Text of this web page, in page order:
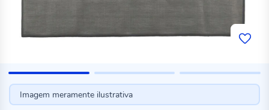
Imagem meramente ilustrativa